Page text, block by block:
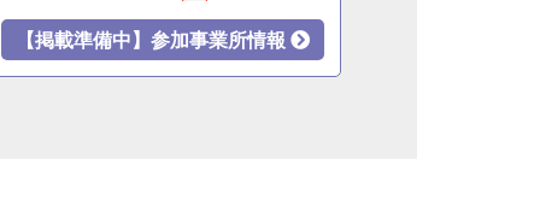
【掲載準備中】参加事業所情報